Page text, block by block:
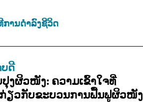
ການດຳລົງຊີວິດ
ດີ
ງຜິວໜັງ: ຄວາມເຂົ້າໃຈທີ່
ກ່ຽວກັບຂະບວນການຟື້ນຟູຜິວໜັງ